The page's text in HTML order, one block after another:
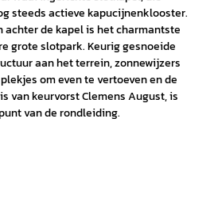
steeds actieve kapucijnenklooster.
de kapel is het charmantste
grote slotpark. Keurig gesnoeide
aan het terrein, zonnewijzers
om even te vertoeven en de
van keurvorst Clemens August, is
van de rondleiding.